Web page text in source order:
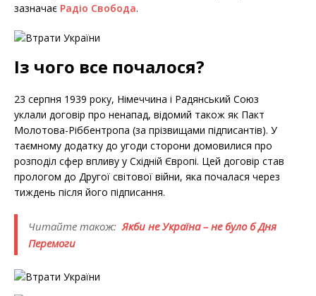
зазначає Радіо Свобода.
Із чого все почалося?
23 серпня 1939 року, Німеччина і Радянський Союз
уклали договір про ненапад, відомий також як Пакт
Молотова-Ріббентропа (за прізвищами підписантів). У
таємному додатку до угоди сторони домовилися про
розподіл сфер впливу у Східній Європі. Цей договір став
прологом до Другої світової війни, яка почалася через
тиждень після його підписання.
Читайте також: Якби не Україна – не було б Дня
Перемоги